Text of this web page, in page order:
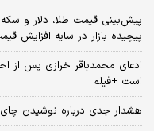
پیچیده بازار در سایه افزایش
ادعای محمدباقر خرازی پس از
است +فیلم
هشدار جدی درباره نوشیدن